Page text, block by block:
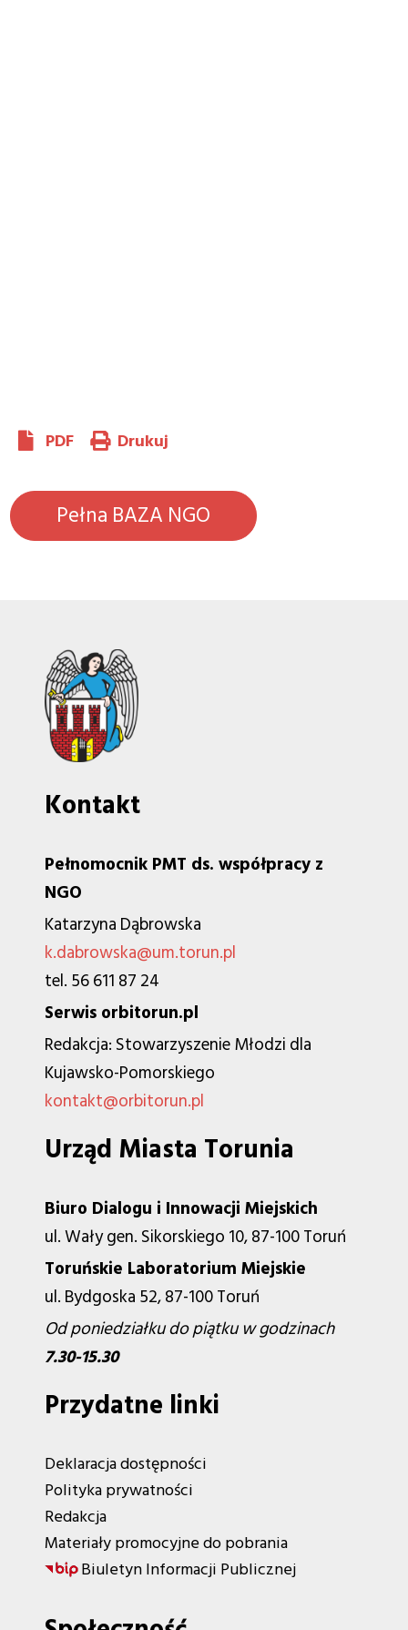
PDF Drukuj
Pełna BAZA NGO
Kontakt
Pełnomocnik PMT ds. współpracy z
NGO
Katarzyna Dąbrowska
k.dabrowska@um.torun.pl
tel. 56 611 87 24
Serwis orbitorun.pl
Redakcja: Stowarzyszenie Młodzi dla
Kujawsko-Pomorskiego
kontakt@orbitorun.pl
Urząd Miasta Torunia
Biuro Dialogu i Innowacji Miejskich
ul. Wały gen. Sikorskiego 10, 87-100 Toruń
Toruńskie Laboratorium Miejskie
ul. Bydgoska 52, 87-100 Toruń
Od poniedziałku do piątku w godzinach
7.30-15.30
Przydatne linki
Deklaracja dostępności
Polityka prywatności
Redakcja
Materiały promocyjne do pobrania
Biuletyn Informacji Publicznej